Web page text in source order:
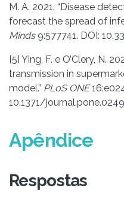
M. A. 2021. “Disease
forecast the spread of
Minds9:577741. DOI:
[5] Ying, F. e O’Clery, N.
transmission in
model.” PLoS ONE
10.1371/
Apêndice
Respostas